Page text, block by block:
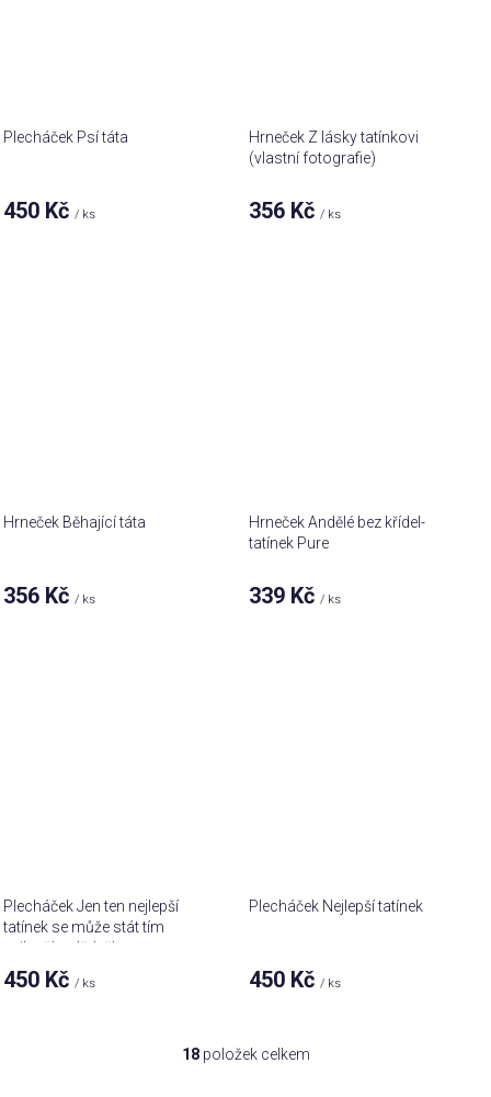
Plecháček Psí táta
450 Kč/ ks
Hrneček Z lásky tatínkovi
(vlastní fotografie)
356 Kč/ ks
Hrneček Běhající táta
356 Kč / ks
Hrneček Andělé bez křídel-
tatínek Pure
339 Kč / ks
Plecháček Jen ten nejlepší
tatínek se může stát tím
nejlepším dědečkem
Průměrné
450 Kč/ ks
Plecháček Nejlepší tatínek
450 Kč/ ks
O
18položek celkem